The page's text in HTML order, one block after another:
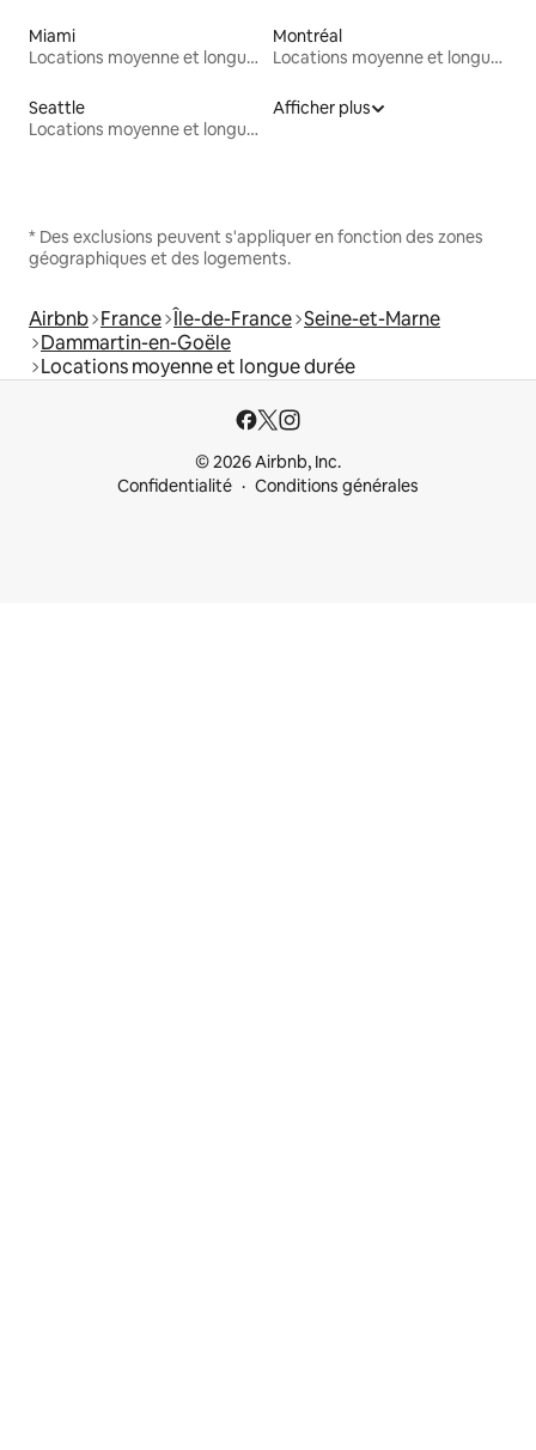
Miami
Locations moyenne et longue durée
Montréal
Locations moyenne et longue durée
Seattle
Locations moyenne et longue durée
Afficher plus
* Des exclusions peuvent s'appliquer en fonction des zones
géographiques et des logements.
Airbnb France Île-de-France Seine-et-Marne
Dammartin-en-Goële
Locations moyenne et longue durée
© 2026 Airbnb, Inc.
Confidentialité
Conditions générales